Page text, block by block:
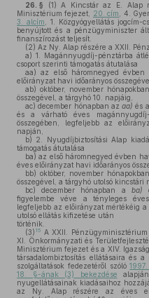
26. § (1) A Kincstár az E. Alap
Minisztérium fejezet, 20. cím , 4.
3. alcím , 1. Közgyógyellátás
benyújtott és a pénzügyminiszter
finanszírozást teljesít.
(2) Az Ny. Alap részére a XXII.
a) 1. Magánnyugdíj-pénztárba
csoport szerinti támogatás átutalása
aa) az első háromnegyed
előirányzat havi időarányos
ab) október, november
összegével, a tárgyhó 10. napjáig,
ac) december hónapban azaa)és
és a várható éves magánnyugdíj-
összegében, legfeljebb az
napján,
b) 2. Nyugdíjbiztosítási Alap
támogatás átutalása
ba) az első háromnegyed évben
éves előirányzat havi időarányos
bb) október, november
összegével, a tárgyhó utolsó kincstári
bc) december hónapban a ba)
figyelembe véve a tényleges
legfeljebb az előirányzat mértékéig
utolsó ellátás kifizetése után
történik.
(3) 15 A XXII.
XI. Önkormányzati és
Minisztérium fejezet és a XIV.
társadalombiztosítás ellátásaira és
szolgáltatások fedezetéről szóló
18. §-ának (3) bekezdése
nyugellátásainak kiadásaihoz
az Ny. Alap részére az éves